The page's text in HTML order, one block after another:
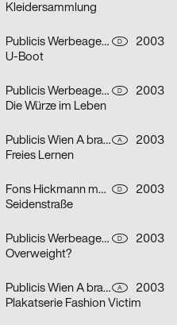
Kleidersammlung
Publicis Werbeagentur GmbH D
2003
U-Boot
Publicis Werbeagentur GmbH D
2003
Die Würze im Leben
Publicis Wien A brand of Publicis Group Austria A
2003
Freies Lernen
Fons Hickmann m23 D
2003
Seidenstraße
Publicis Werbeagentur GmbH D
2003
Overweight?
Publicis Wien A brand of Publicis Group Austria A
2003
Plakatserie Fashion Victim